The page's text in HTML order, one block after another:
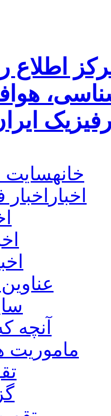
اطلاع
خانهسایت
اخبار
آنچه
ماموریت